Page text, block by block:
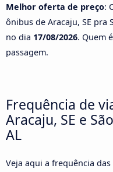
Melhor oferta de preço:
ônibus de Aracaju, SE pra
no dia 17/08/2026. Quem
passagem.
Frequência de
Aracaju, SE e
AL
Veja aqui a frequência das